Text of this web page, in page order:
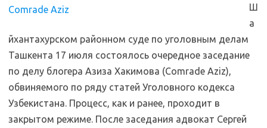
Ш
а
йхантахурском районном суде по уголовным делам
Ташкента 17 июля состоялось очередное заседание
по делу блогера Азиза Хакимова (Comrade Aziz),
обвиняемого по ряду статей Уголовного кодекса
Узбекистана. Процесс, как и ранее, проходит в
закрытом режиме. После заседания адвокат Сергей